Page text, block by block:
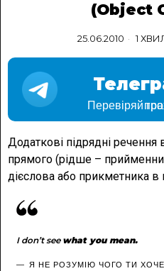
(Object
25.06.2010 1
Перевіряй
Додаткові підрядні
прямого (рідше –
дієслова або прикметника в
I don’t see what you mean.
Я НЕ РОЗУМІЮ ЧОГО ТИ